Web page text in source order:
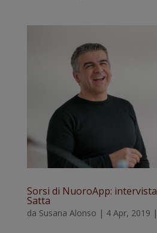
Sorsi di NuoroApp:
Satta
da Susana Alonso | 4 Apr, 2019 |